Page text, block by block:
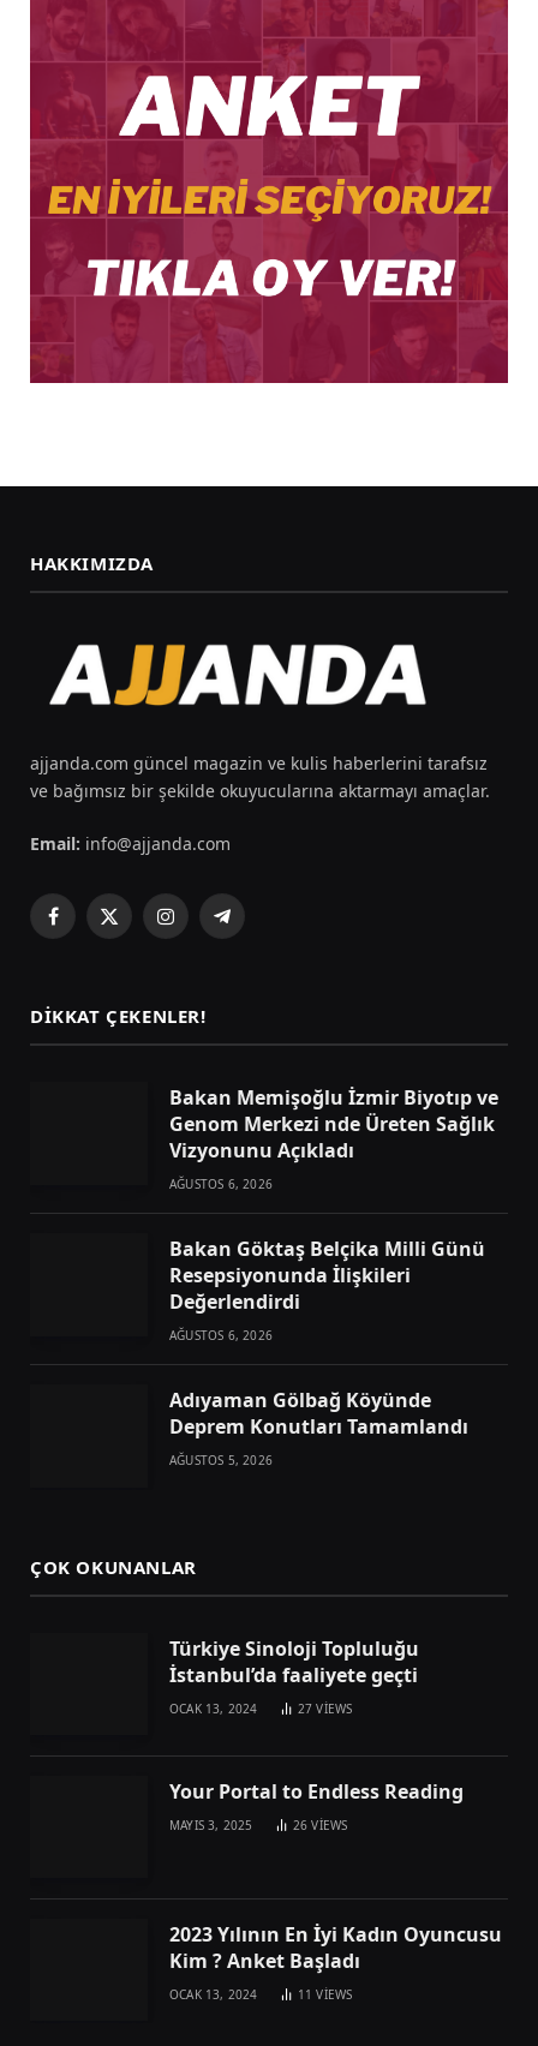
HAKKIMIZDA
ajjanda.com güncel magazin ve kulis haberlerini tarafsız
ve bağımsız bir şekilde okuyucularına aktarmayı amaçlar.
Email: info@ajjanda.com
Facebook
X
InstagramTelegram
DIKKAT ÇEKENLER!
Bakan Memişoğlu İzmir Biyotıp ve
Genom Merkezi nde Üreten Sağlık
Vizyonunu Açıkladı
AĞUSTOS 6, 2026
Bakan Göktaş Belçika Milli Günü
Resepsiyonunda İlişkileri
Değerlendirdi
AĞUSTOS 6, 2026
Adıyaman Gölbağ Köyünde
Deprem Konutları Tamamlandı
AĞUSTOS 5, 2026
ÇOK OKUNANLAR
Türkiye Sinoloji Topluluğu
İstanbul’da faaliyete geçti
OCAK 13, 2024 27VIEWS
Your Portal to Endless Reading
MAYIS 3, 2025 26VIEWS
2023 Yılının En İyi Kadın Oyuncusu
Kim ? Anket Başladı
OCAK 13, 2024 11VIEWS